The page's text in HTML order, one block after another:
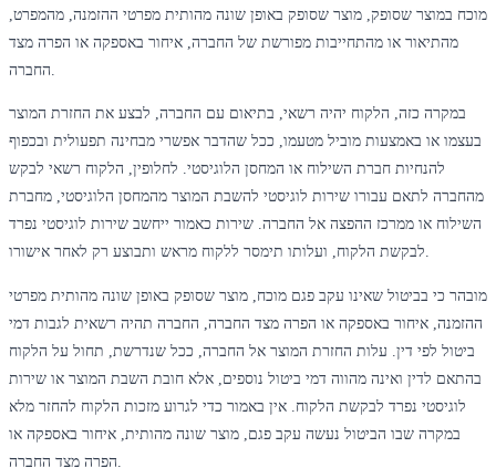
מוכח במוצר שסופק, מוצר שסופק באופן שונה מהותית מפרטי ההזמנה, מהמפרט,
מהתיאור או מהתחייבות מפורשת של החברה, איחור באספקה או הפרה מצד
במקרה כזה, הלקוח יהיה רשאי, בתיאום עם החברה, לבצע את החזרת המוצר
בעצמו או באמצעות מוביל מטעמו, ככל שהדבר אפשרי מבחינה תפעולית ובכפוף
להנחיות חברת השילוח או המחסן הלוגיסטי. לחלופין, הלקוח רשאי לבקש
מהחברה לתאם עבורו שירות לוגיסטי להשבת המוצר מהמחסן הלוגיסטי, מחברת
השילוח או ממרכז ההפצה אל החברה. שירות כאמור ייחשב שירות לוגיסטי נפרד
לבקשת הלקוח, ועלותו תימסר ללקוח מראש ותבוצע רק לאחר אישורו.
מובהר כי בביטול שאינו עקב פגם מוכח, מוצר שסופק באופן שונה מהותית מפרטי
ההזמנה, איחור באספקה או הפרה מצד החברה, החברה תהיה רשאית לגבות דמי
ביטול לפי דין. עלות החזרת המוצר אל החברה, ככל שנדרשת, תחול על הלקוח
בהתאם לדין ואינה מהווה דמי ביטול נוספים, אלא חובת השבת המוצר או שירות
לוגיסטי נפרד לבקשת הלקוח. אין באמור כדי לגרוע מזכות הלקוח להחזר מלא
במקרה שבו הביטול נעשה עקב פגם, מוצר שונה מהותית, איחור באספקה או